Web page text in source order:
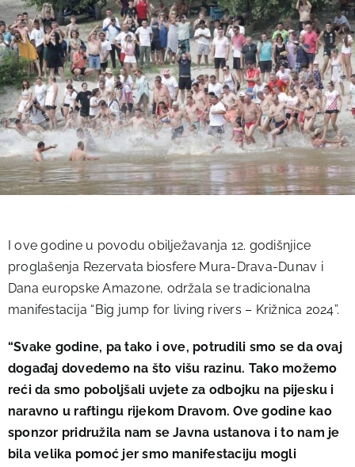
I ove godine u povodu obilježavanja 12. godišnjice
proglašenja Rezervata biosfere Mura-Drava-Dunav i
Dana europske Amazone, održala se tradicionalna
manifestacija “Big jump for living rivers – Križnica 2024”.
“Svake godine, pa tako i ove, potrudili smo se da ovaj
događaj dovedemo na što višu razinu. Tako možemo
reći da smo poboljšali uvjete za odbojku na pijesku i
naravno u raftingu rijekom Dravom. Ove godine kao
sponzor pridružila nam se Javna ustanova i to nam je
bila velika pomoć jer smo manifestaciju mogli